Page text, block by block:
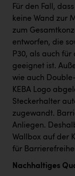
Für den Fall,
keine Wand zur
zum
entworfen, die
P30, als auch für
geeignet ist.
wie auch
KEBA Logo
Steckerhalter
zugewandt.
Anliegen.
Wallbox auf der
für
Nachhaltiges